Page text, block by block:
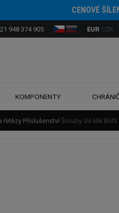
CENOVÉ
948 374 905 EUR CZK
KOMPONENTY
řetězy Příslušenství Šrouby do klik BMX